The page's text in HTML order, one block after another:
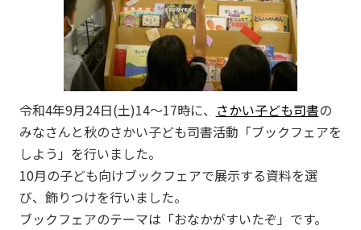
令和4年9月24日(土)14～17時に、 さかい子ども司書の
みなさんと秋のさかい子ども司書活動「ブックフェアを
しよう」を行いました。
10月の子ども向けブックフェアで展示する資料を選
び、飾りつけを行いました。
ブックフェアのテーマは「おなかがすいたぞ」です。